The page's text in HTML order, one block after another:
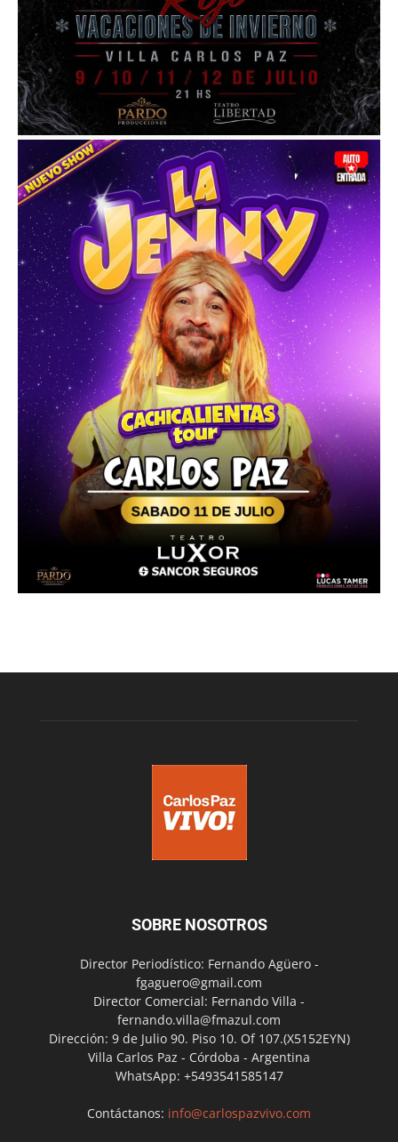
SOBRE NOSOTROS
Director Periodístico: Fernando Agüero -
fgaguero@gmail.com
Director Comercial: Fernando Villa -
fernando.villa@fmazul.com
Dirección: 9 de Julio 90. Piso 10. Of 107.(X5152EYN)
Villa Carlos Paz - Córdoba - Argentina
WhatsApp: +5493541585147
Contáctanos: info@carlospazvivo.com